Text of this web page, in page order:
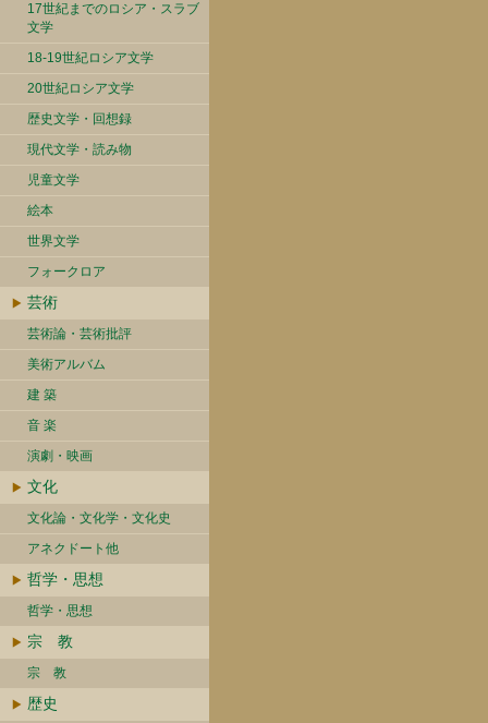
17世紀までのロシア・スラブ
文学
18-19世紀ロシア文学
20世紀ロシア文学
歴史文学・回想録
現代文学・読み物
児童文学
絵本
世界文学
フォークロア
芸術
芸術論・芸術批評
美術アルバム
建 築
音 楽
演劇・映画
文化
文化論・文化学・文化史
アネクドート他
哲学・思想
哲学・思想
宗 教
宗 教
歴史